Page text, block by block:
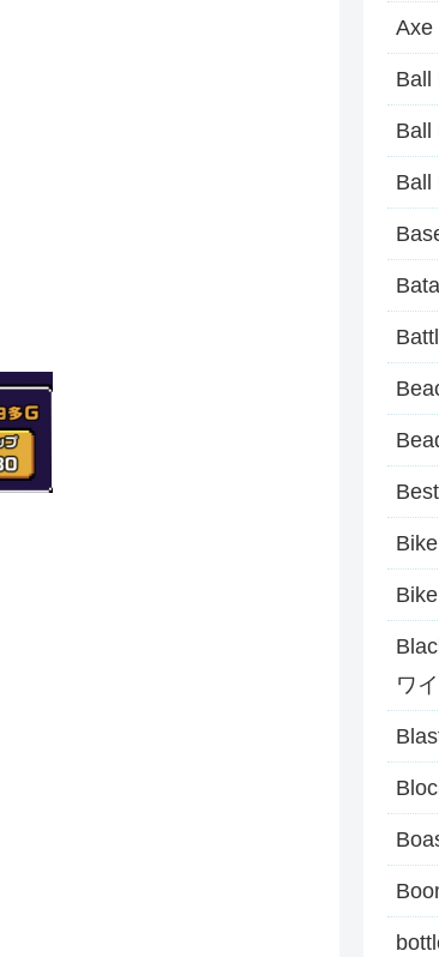
Axe
Ball
Ball
Ball
ワ